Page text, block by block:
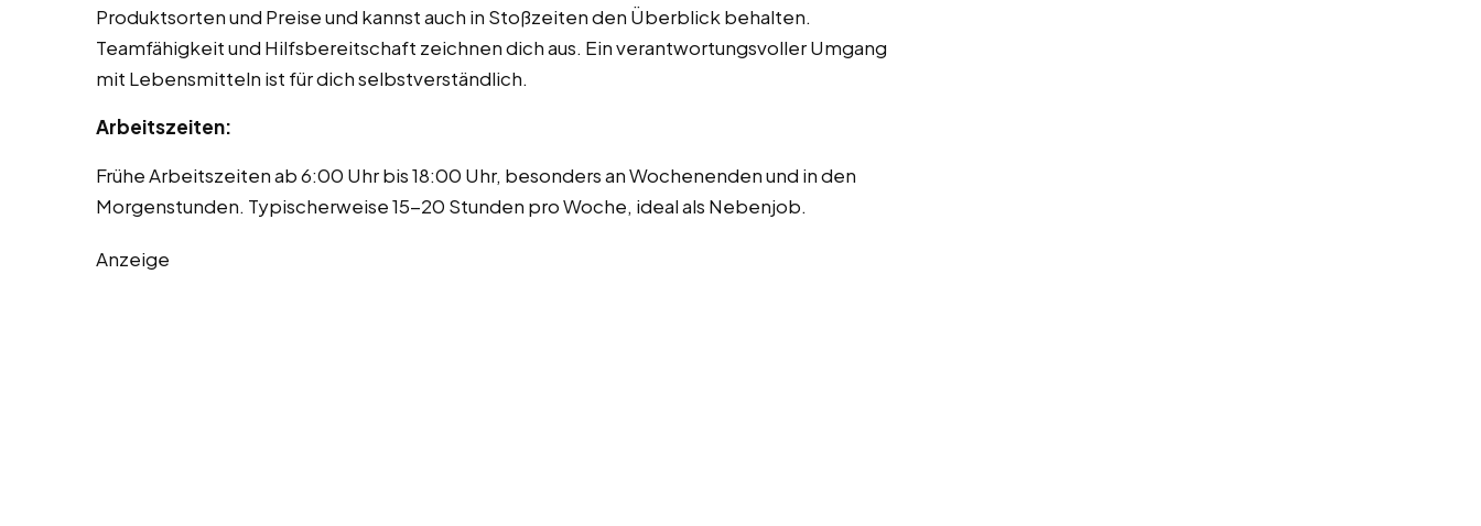
Produktsorten und Preise und kannst auch in Stoßzeiten den Überblick behalten.
Teamfähigkeit und Hilfsbereitschaft zeichnen dich aus. Ein verantwortungsvoller Umgang
mit Lebensmitteln ist für dich selbstverständlich.
Arbeitszeiten:
Frühe Arbeitszeiten ab 6:00 Uhr bis 18:00 Uhr, besonders an Wochenenden und in den
Morgenstunden. Typischerweise 15-20 Stunden pro Woche, ideal als Nebenjob.
Anzeige